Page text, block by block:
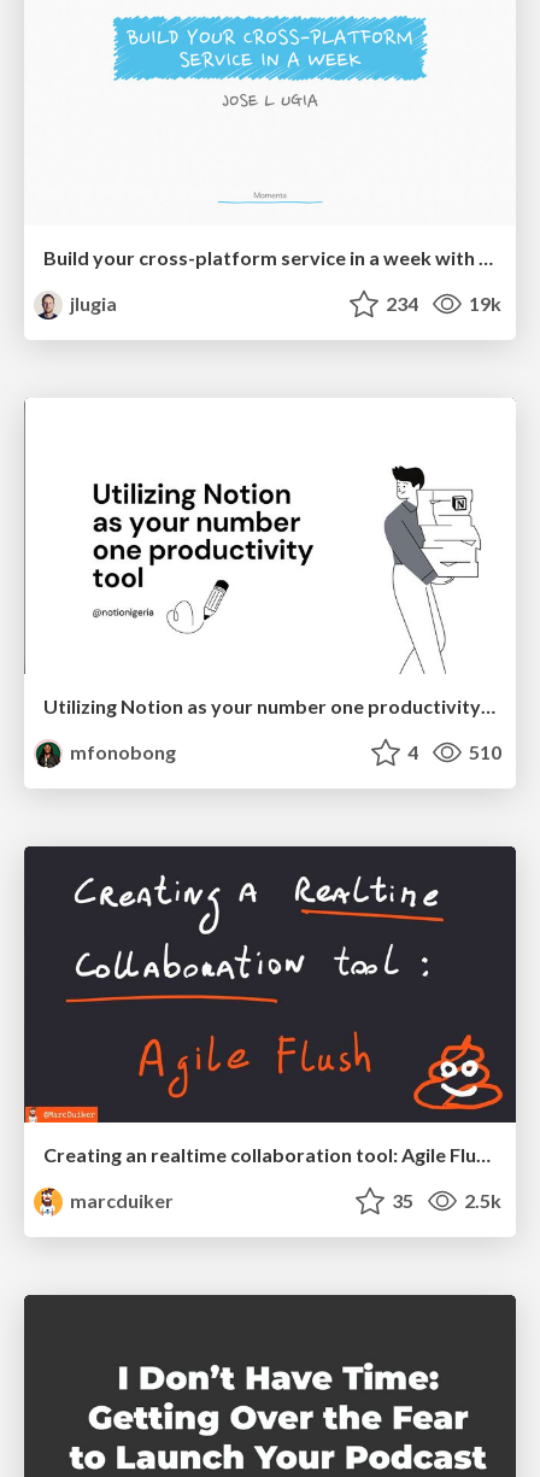
jlugia
234 19k
Utilizing Notion as your number one productivity tool
mfonobong
4 510
Creating an realtime collaboration tool: Agile Flush - .NET Oxford
marcduiker
35 2.5k